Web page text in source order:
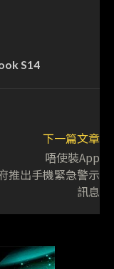
S14
下一篇文章
唔使裝App
推出手機緊急警示
訊息